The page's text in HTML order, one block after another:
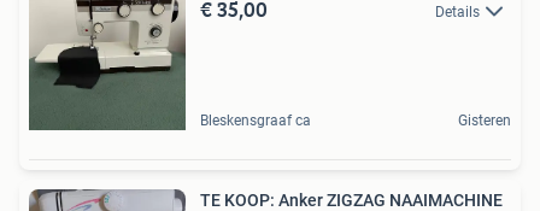
€ 35,00 Details
Bleskensgraaf ca Gisteren
TE KOOP: Anker ZIGZAG NAAIMACHINE